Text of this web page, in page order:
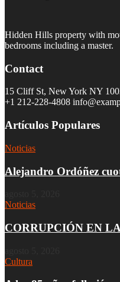
Hidden Hills property with
bedrooms including a master.
Contact
15 Cliff St, New York NY
+1 212-228-4808
Artículos Populares
Noticias
Alejandro Ordóñez
Noticias
CORRUPCIÓN EN
Cultura